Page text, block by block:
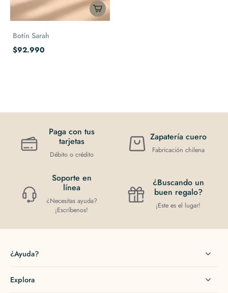
Botín Sarah
$92.990
Paga con tus
tarjetas
Débito o crédito
Zapatería cuero
Fabricación chilena
Soporte en
línea
¿Necesitas ayuda?
¡Escríbenos!
¿Buscando un
buen regalo?
¡Este es el lugar!
¿Ayuda?
Explora